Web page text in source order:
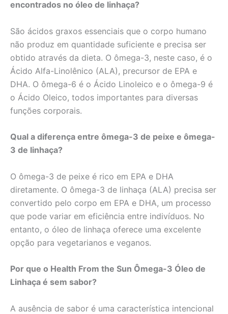
encontrados no óleo de linhaça?
São ácidos graxos essenciais que o corpo humano
não produz em quantidade suficiente e precisa ser
obtido através da dieta. O ômega-3, neste caso, é o
Ácido Alfa-Linolênico (ALA), precursor de EPA e
DHA. O ômega-6 é o Ácido Linoleico e o ômega-9 é
o Ácido Oleico, todos importantes para diversas
funções corporais.
Qual a diferença entre ômega-3 de peixe e ômega-
3 de linhaça?
O ômega-3 de peixe é rico em EPA e DHA
diretamente. O ômega-3 de linhaça (ALA) precisa ser
convertido pelo corpo em EPA e DHA, um processo
que pode variar em eficiência entre indivíduos. No
entanto, o óleo de linhaça oferece uma excelente
opção para vegetarianos e veganos.
Por que o Health From the Sun Ômega-3 Óleo de
Linhaça é sem sabor?
A ausência de sabor é uma característica intencional